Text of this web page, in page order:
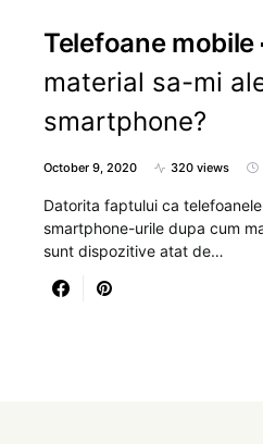
Telefoane mobile
material sa-mi
smartphone?
October 9, 2020 320 views
Datorita faptului ca
smartphone-urile dupa cum
sunt dispozitive atat de…